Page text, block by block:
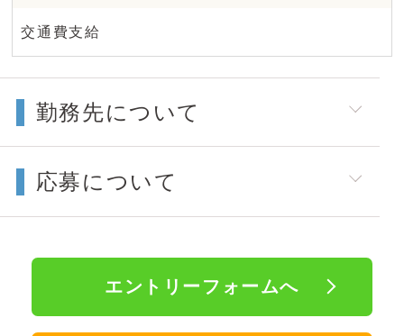
交通費支給
勤務先について
応募について
エントリーフォームへ